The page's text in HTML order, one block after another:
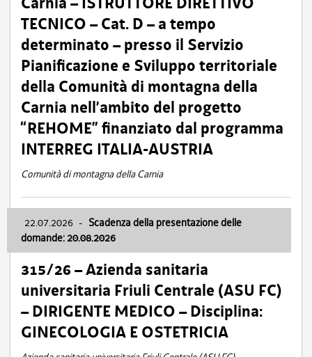
TECNICO – Cat. D – a tempo
determinato – presso il Servizio
Pianificazione e Sviluppo territoriale
della Comunità di montagna della
Carnia nell’ambito del progetto
“REHOME” finanziato dal programma
INTERREG ITALIA-AUSTRIA
Comunità di montagna della Carnia
22.07.2026 - Scadenza della presentazione delle
domande: 20.08.2026
315/26 – Azienda sanitaria
universitaria Friuli Centrale (ASU FC)
– DIRIGENTE MEDICO – Disciplina:
GINECOLOGIA E OSTETRICIA